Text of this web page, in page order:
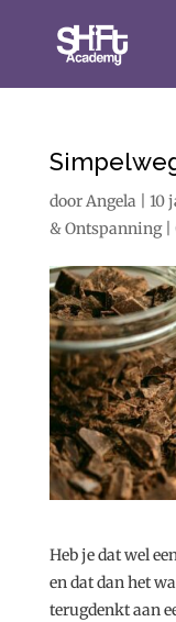
doorAngela 10
& Ontspanning|
Heb je dat wel
en dat dan het
terugdenkt aan